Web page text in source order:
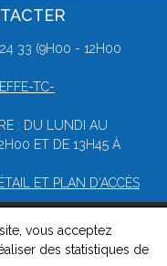
33 (9H00 - 12H00
TC-
: DU LUNDI AU
ET DE 13H45 À
ET PLAN D'ACCÈS
de Perpignan -
cookies-Politique de
vous acceptez
des statistiques de